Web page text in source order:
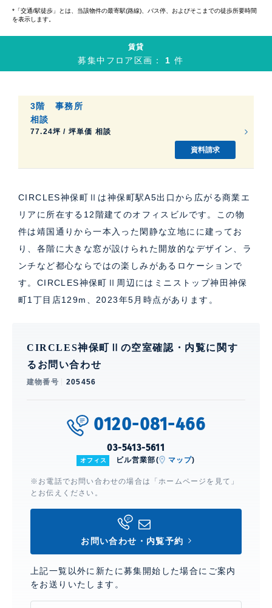
*「交通/駅徒歩」とは、当該物件の最寄駅(路線)、バス停、およびそこまでの徒歩所要時間
を表示します。
賃貸
募集中フロア区画： 1件
3階 事務所
相談
77.24坪 / 坪単価 相談
資料請求
CIRCLES神保町Ⅱは神保町駅A5出口から広がる商業エ
リアに所在する12階建てのオフィスビルです。この物
件は靖国通りから一本入った閑静な立地にに建ってお
り、各階に大きな窓が設けられた開放的なデザイン、ラ
ンチなど都心ならではの楽しみがあるロケーションで
す。CIRCLES神保町Ⅱ周辺にはミニストップ神田神保
町1丁目店129m、2023年5月時点があります。
CIRCLES神保町Ⅱの空室確認・内覧に関す
るお問い合わせ
建物番号 205456
0120-081-466
03-5413-5611
オフィス ビル営業部( マップ)
※お電話でお問い合わせの場合は「ホームページを見て」
とお伝えください。
お問い合わせ・内覧予約
上記一覧以外に新たに募集開始した場合にご案内
をお送りいたします。